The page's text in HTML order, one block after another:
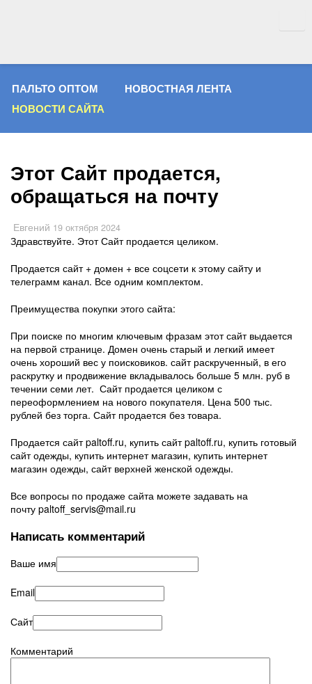
ПАЛЬТО ОПТОМ
НОВОСТНАЯ ЛЕНТА
НОВОСТИ САЙТА
Этот Сайт продается,
обращаться на почту
Евгений 19 октября 2024
Здравствуйте. Этот Сайт продается целиком.
Продается сайт + домен + все соцсети к этому сайту и
телеграмм канал. Все одним комплектом.
Преимущества покупки этого сайта:
При поиске по многим ключевым фразам этот сайт выдается
на первой странице. Домен очень старый и легкий имеет
очень хороший вес у поисковиков. сайт раскрученный, в его
раскрутку и продвижение вкладывалось больше 5 млн. руб в
течении семи лет. Сайт продается целиком с
переоформлением на нового покупателя. Цена 500 тыс.
рублей без торга. Сайт продается без товара.
Продается сайт paltoff.ru, купить сайт paltoff.ru, купить готовый
сайт одежды, купить интернет магазин, купить интернет
магазин одежды, сайт верхней женской одежды.
Все вопросы по продаже сайта можете задавать на
почту paltoff_servis@mail.ru
Написать комментарий
Ваше имя
Email
Сайт
Комментарий